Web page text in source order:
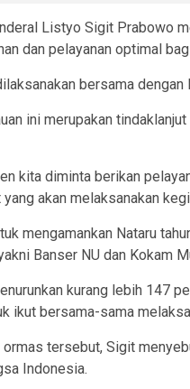
Listyo Sigit Prabowo
dan pelayanan optimal
bersama
ini merupakan
kita diminta berikan
yang akan melaksanakan
mengamankan Nataru
Banser NU dan Kokam
kurang lebih 147
ikut bersama-sama
ormas tersebut, Sigit
Indonesia.